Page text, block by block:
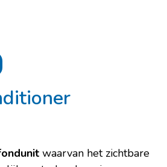
waarvan het zichtbare